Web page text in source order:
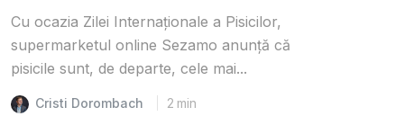
Cu ocazia Zilei Internaționale a Pisicilor,
supermarketul online Sezamo anunță că
pisicile sunt, de departe, cele mai...
Cristi Dorombach 2 min